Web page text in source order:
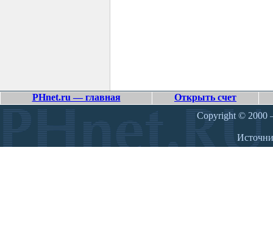
PHnet.ru — главная
Открыть счет
Copyright © 2000